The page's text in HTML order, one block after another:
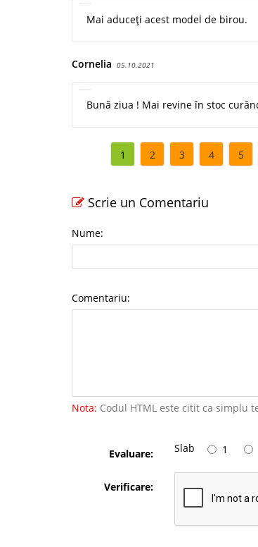
Mai aduceți acest model de birou.
Cornelia 05.10.2021
Bună ziua ! Mai revine în stoc
1 2 3 4 5
Scrie un Comentariu
Nume:
Comentariu:
Nota: Codul HTML este citit ca simplu
Evaluare: Slab 1
Verificare: